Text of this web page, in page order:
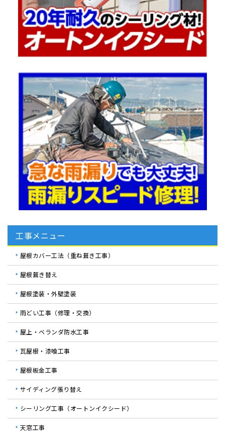
工事メニュー
屋根カバー工法（重ね葺き工事）
屋根葺き替え
屋根塗装・外壁塗装
雨どい工事（修理・交換）
屋上・ベランダ防水工事
瓦屋根・漆喰工事
屋根板金工事
サイディング張り替え
シーリング工事（オートンイクシード）
天窓工事